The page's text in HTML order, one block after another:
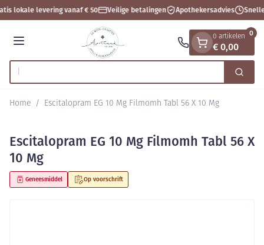
Ga naar de inhoud
1 van 1
lokale levering vanaf € 50 Veilige betalingen Apothekersadvies
Menu
Product, merk, categorie... Zoek
0 artikelen
€ 0,00
0
Home / Escitalopram EG 10 Mg Filmomh Tabl 56 X 10 Mg
Escitalopram EG 10 Mg Filmomh Tabl 56 X
10 Mg
Op voorschrift
Geneesmiddel